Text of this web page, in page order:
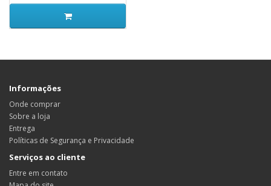
Informações
Onde comprar
Sobre a loja
Entrega
Políticas de Segurança e Privacidade
Serviços ao cliente
Entre em contato